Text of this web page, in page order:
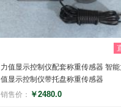
力值显示控制仪配套称重传感器 智
值显示控制仪带托盘称重传感器
销售价： ￥2480.0